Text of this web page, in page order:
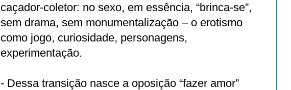
caçador-coletor: no sexo, em essência, “brinca‑se”,
sem drama, sem monumentalização – o erotismo
como jogo, curiosidade, personagens,
experimentação.
- Dessa transição nasce a oposição “fazer amor”